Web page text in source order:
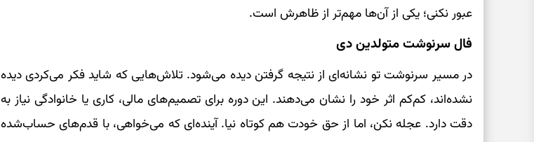
عبور نکنی؛ یکی از آن‌ها مهم‌تر از ظاهرش است.
فال سرنوشت متولدین دی
در مسیر سرنوشت تو نشانه‌ای از نتیجه گرفتن دیده می‌شود. تلاش‌هایی که شاید فکر می‌کردی دیده
نشده‌اند، کم‌کم اثر خود را نشان می‌دهند. این دوره برای تصمیم‌های مالی، کاری یا خانوادگی نیاز به
دقت دارد. عجله نکن، اما از حق خودت هم کوتاه نیا. آینده‌ای که می‌خواهی، با قدم‌های حساب‌شده